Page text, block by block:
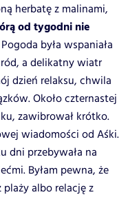
herbatę z malinami,
od tygodni nie
była wspaniała
a delikatny wiatr
dzień relaksu, chwila
Około czternastej
zawibrował krótko.
wiadomości od Aśki.
dni przebywała na
Byłam pewna, że
plaży albo relację z